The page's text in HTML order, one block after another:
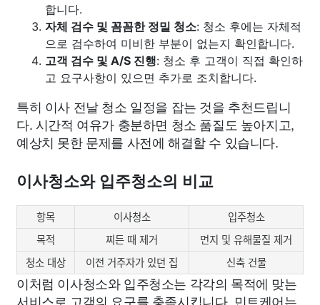
합니다.
자체 검수 및 꼼꼼한 정밀 청소: 청소 후에는 자체적
으로 검수하여 미비한 부분이 없는지 확인합니다.
고객 검수 및 A/S 진행: 청소 후 고객이 직접 확인하
고 요구사항이 있으면 추가로 조치합니다.
특히 이사 전날 청소 일정을 잡는 것을 추천드립니
다. 시간적 여유가 충분하면 청소 품질도 높아지고,
예상치 못한 문제를 사전에 해결할 수 있습니다.
이사청소와 입주청소의 비교
항목 이사청소
입주청소
목적
찌든 때 제거
먼지 및 유해물질 제거
청소 대상
이전 거주자가 있던 집 신축 건물
이처럼 이사청소와 입주청소는 각각의 목적에 맞는
서비스로 고객의 요구를 충족시킵니다. 민트케어는